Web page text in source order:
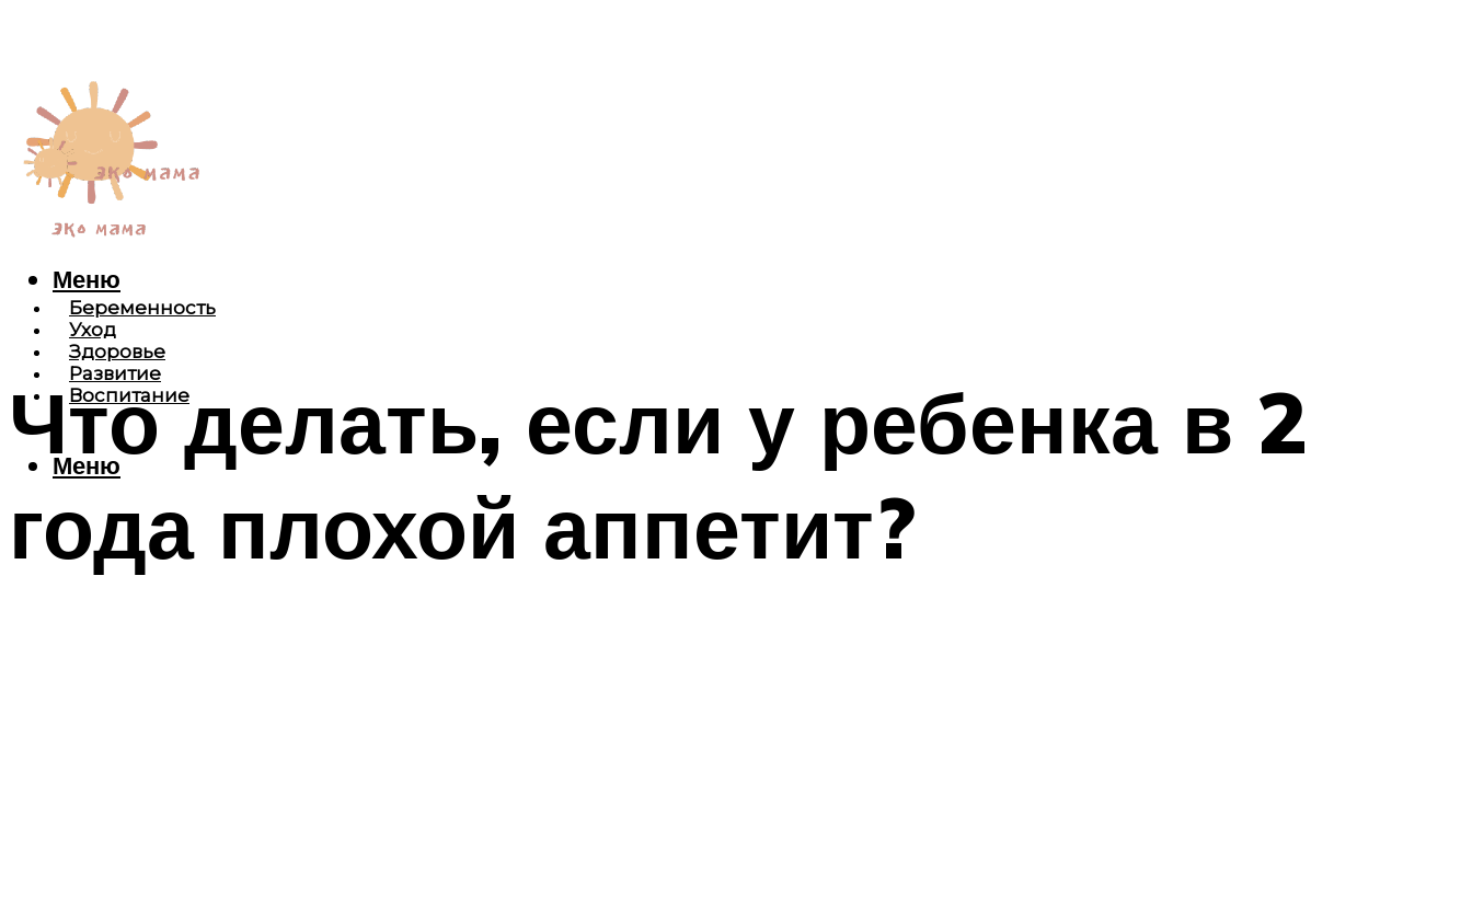
Беременность
Уход
Здоровье
Развитие
Воспитание
Меню
Меню
Что делать, если у ребенка в 2
года плохой аппетит?